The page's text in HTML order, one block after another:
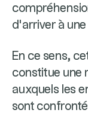
d’arriver à
En ce sens,
constitue une
auxquels les
sont